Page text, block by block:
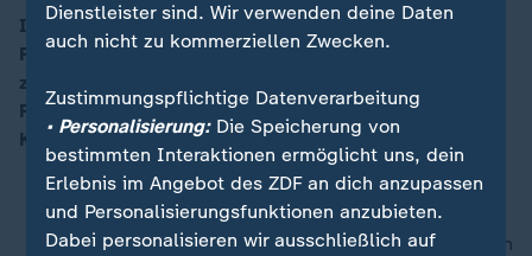
In den Reihen der kurdischen YPG, die im syrischen
Rakka gegen den IS gekämpft und die Stadt
zurückerobert hat, sind auch Freiwillige aus Europa.
Robin, ein Deutscher aus Stuttgart, hat sich den
Kurden angeschlossen und gilt nun als Terrorist.
nach oben
Dienstleister sind. Wir verwenden deine Daten
auch nicht zu kommerziellen Zwecken.
Zustimmungspflichtige Datenverarbeitung
• Personalisierung:Die Speicherung von
bestimmten Interaktionen ermöglicht uns, dein
Erlebnis im Angebot des ZDF an dich anzupassen
und Personalisierungsfunktionen anzubieten.
Dabei personalisieren wir ausschließlich auf